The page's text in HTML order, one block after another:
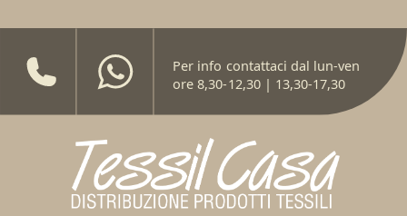
Per info contattaci dal lun-ven
ore 8,30-12,30 | 13,30-17,30